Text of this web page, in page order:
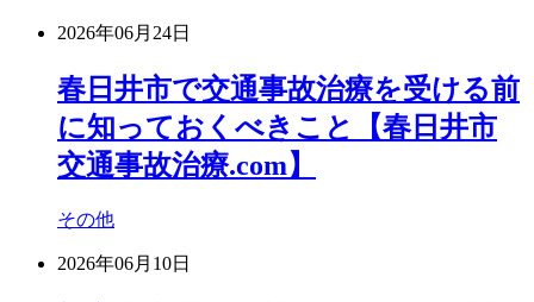
2026年06月24日
春日井市で交通事故治療を受ける前
に知っておくべきこと【春日井市
交通事故治療.com】
その他
2026年06月10日